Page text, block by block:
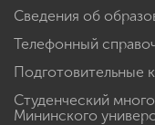
Сведения об
Телефонный
Подготовительные
Студенческий
Мининского